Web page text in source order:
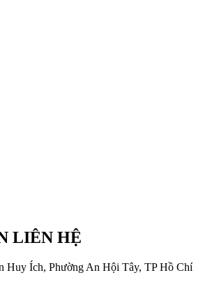
LIÊN HỆ
Huy Ích, Phường An Hội Tây, TP Hồ Chí